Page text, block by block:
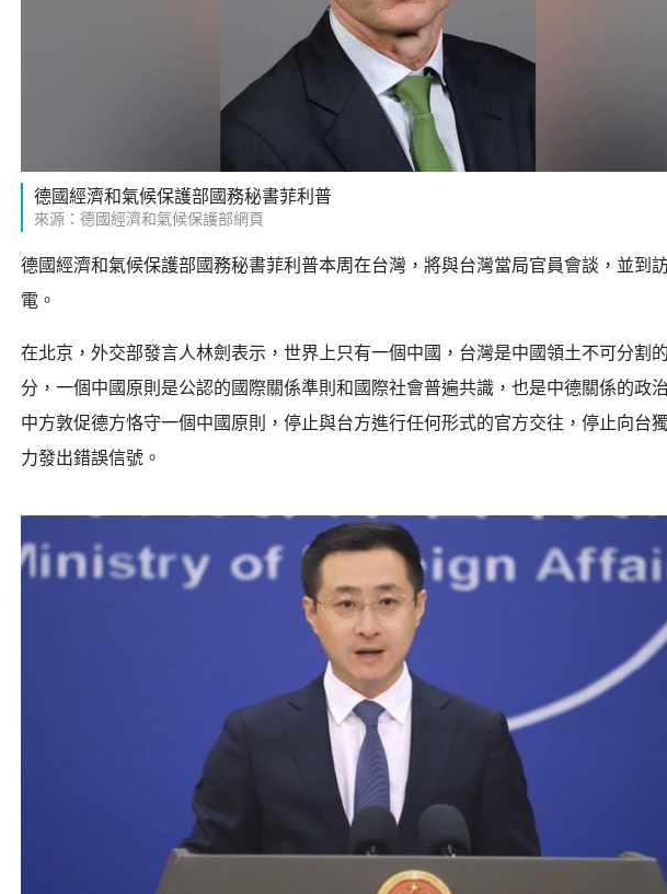
德國經濟和氣候保護部國務秘書菲利普
來源：德國經濟和氣候保護部網頁
德國經濟和氣候保護部國務秘書菲利普本周在台灣，將與台灣當局官員會談，並到
電。
在北京，外交部發言人林劍表示，世界上只有一個中國，台灣是中國領土不可分割
分，一個中國原則是公認的國際關係準則和國際社會普遍共識，也是中德關係的政
中方敦促德方恪守一個中國原則，停止與台方進行任何形式的官方交往，停止向台
力發出錯誤信號。